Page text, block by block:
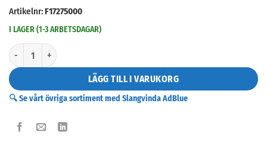
Artikelnr:F17275000
I LAGER (1-3 ARBETSDAGAR)
IBC fäste för slangvinda Adblue mängd
LÄGG TILL I VARUKORG
🔍 Se vårt övriga sortiment med Slangvinda AdBlue